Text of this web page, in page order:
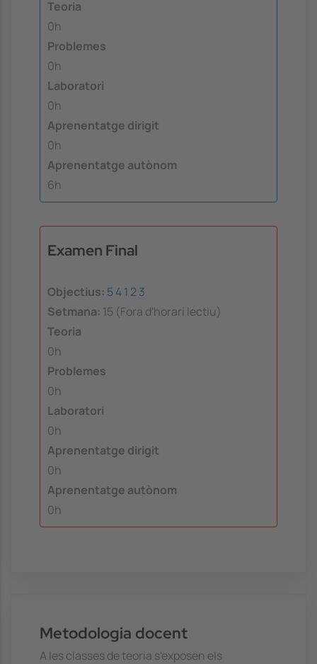
Teoria
0h
Problemes
0h
Laboratori
0h
Aprenentatge dirigit
0h
Aprenentatge autònom
6h
Examen Final
Objectius: 541 23
Setmana: 15 (Fora d'horari lectiu)
Teoria
0h
Problemes
0h
Laboratori
0h
Aprenentatge dirigit
0h
Aprenentatge autònom
0h
Metodologia docent
A les classes de teoria s'exposen els